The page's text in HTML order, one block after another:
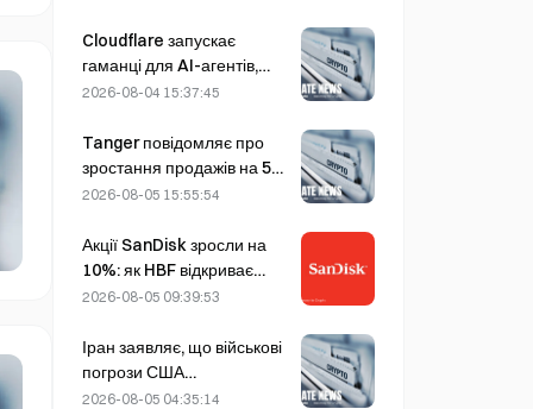
«атаку на безпеку»
Cloudflare запускає
гаманці для AI-агентів,
щоб забезпечити
API 4 серпня
2026-08-04 15:37:45
Tanger повідомляє про
зростання продажів на 5%
завдяки туризму під час
липні
2026-08-05 15:55:54
Акції SanDisk зросли на
10%: як HBF відкриває
новий цикл розвитку AI-
фінансовий звіт
підтвердити
обґрунтованість цього
2026-08-05 09:39:53
Іран заявляє, що військові
погрози США
відтерміновують
2026-08-05 04:35:14